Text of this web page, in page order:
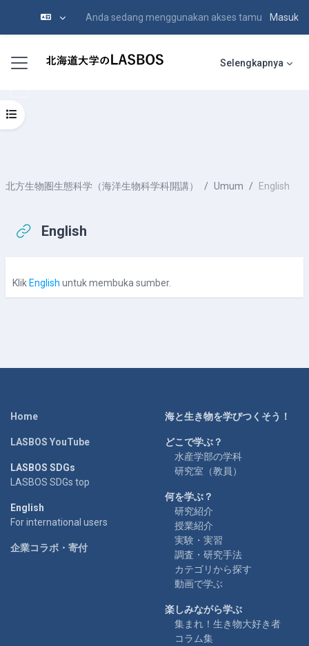
Anda sedang menggunakan akses tamu Masuk
Panel samping Selengkapnya
北方生物圏生態科学（海洋生物科学科開講） Umum English
English
Buka indeks kursus
Klik English untuk membuka sumber.
Home
LASBOS YouTube
LASBOS SDGs
LASBOS SDGs top
English
For international users
企業コラボ・寄付
海と生き物を学びつくそう！
どこで学ぶ？
水産学部の学科
研究室（教員）
何を学ぶ？
研究紹介
授業紹介
実験・実習
調査・研究手法
カテゴリから探す
動画で学ぶ
楽しみながら学ぶ
集まれ！生き物大好き者
コラム集